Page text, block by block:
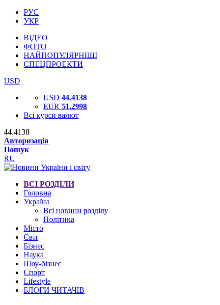
РУС
УКР
ВІДЕО
ФОТО
НАЙПОПУЛЯРНІШІ
СПЕЦПРОЕКТИ
USD
USD 44.4138
EUR 51.2998
Всі курси валют
44.4138
Авторизація
Пошук
RU
ВСІ РОЗДІЛИ
Головна
Україна
Всі новини розділу
Політика
Місто
Світ
Бізнес
Наука
Шоу-бізнес
Спорт
Lifestyle
БЛОГИ ЧИТАЧІВ